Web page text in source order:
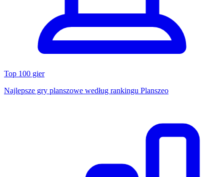
Top 100 gier
Najlepsze gry planszowe według rankingu Planszeo